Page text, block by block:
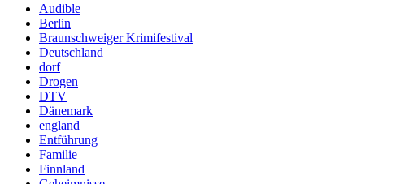
Audible
Berlin
Braunschweiger Krimifestival
Deutschland
dorf
Drogen
DTV
Dänemark
england
Entführung
Familie
Finnland